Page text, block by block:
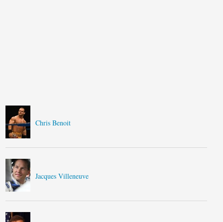
Chris Benoit
Jacques Villeneuve